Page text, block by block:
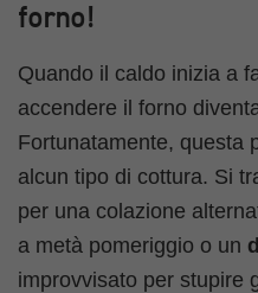
forno!
Quando il caldo inizia a
accendere il forno
Fortunatamente, questa
alcun tipo di cottura. Si
per una colazione
a metà pomeriggio o un
improvvisato per stupire